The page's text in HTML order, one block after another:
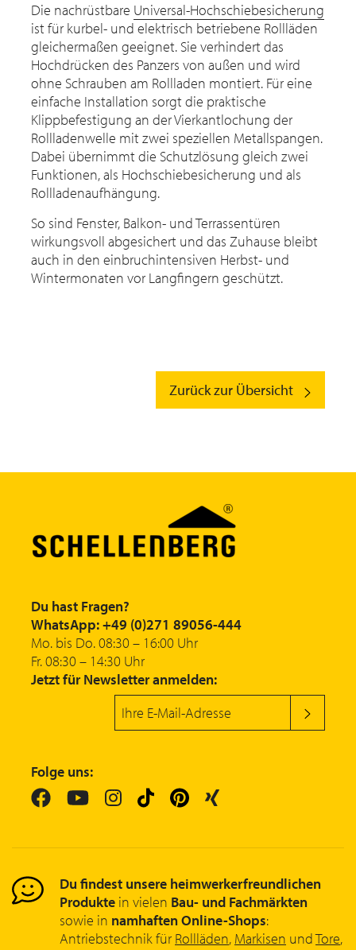
Die nachrüstbare Universal-Hochschiebesicherung
ist für kurbel- und elektrisch betriebene Rollläden
gleichermaßen geeignet. Sie verhindert das
Hochdrücken des Panzers von außen und wird
ohne Schrauben am Rollladen montiert. Für eine
einfache Installation sorgt die praktische
Klippbefestigung an der Vierkantlochung der
Rollladenwelle mit zwei speziellen Metallspangen.
Dabei übernimmt die Schutzlösung gleich zwei
Funktionen, als Hochschiebesicherung und als
Rollladenaufhängung.
So sind Fenster, Balkon- und Terrassentüren
wirkungsvoll abgesichert und das Zuhause bleibt
auch in den einbruchintensiven Herbst- und
Wintermonaten vor Langfingern geschützt.
Zurück zur Übersicht
Du hast Fragen?
WhatsApp: +49 (0)271 89056-444
Mo. bis Do. 08:30 – 16:00 Uhr
Fr. 08:30 – 14:30 Uhr
Jetzt für Newsletter anmelden:
Folge uns:
Du findest unsere heimwerkerfreundlichen
Produkte in vielen Bau- und Fachmärkten
sowie in namhaften Online-Shops:
Antriebstechnik für Rollläden, Markisen undTore,